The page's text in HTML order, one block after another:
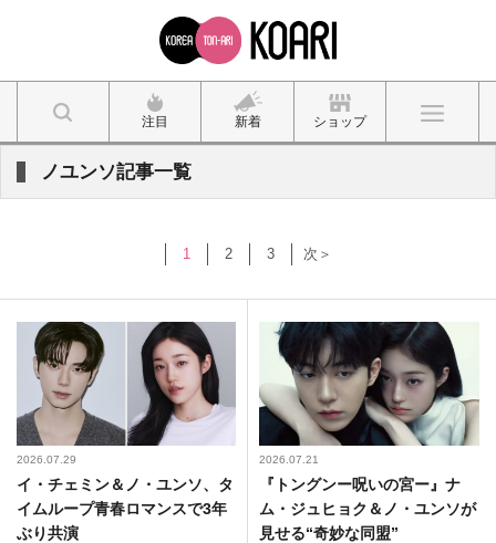
注目 新着 ショップ
ノユンソ記事一覧
1 2 3 次＞
2026.07.29
イ・チェミン＆ノ・ユンソ、タ
イムループ青春ロマンスで3年
ぶり共演
2026.07.21
『トングンー呪いの宮ー』ナ
ム・ジュヒョク＆ノ・ユンソが
見せる“奇妙な同盟”